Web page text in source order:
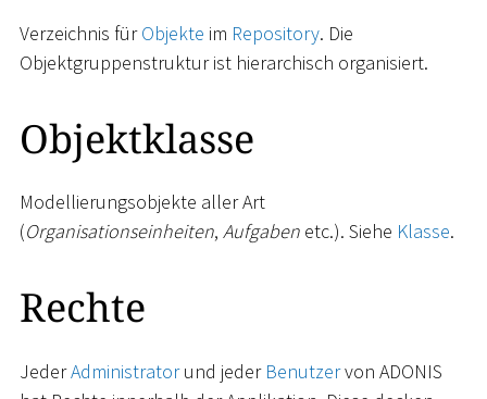
Verzeichnis fürObjekte im Repository. Die
Objektgruppenstruktur ist hierarchisch organisiert.
Objektklasse
Modellierungsobjekte aller Art
(Organisationseinheiten, Aufgaben etc.). Siehe Klasse.
Rechte
JederAdministratorund jeder Benutzervon ADONIS